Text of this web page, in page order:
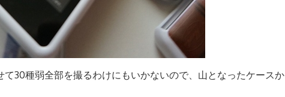
30種弱全部を撮るわけにもいかないので、山となったケースか